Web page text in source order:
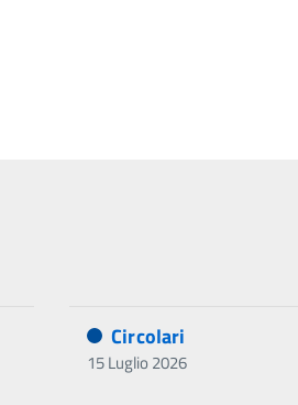
Circolari
15 Luglio 2026